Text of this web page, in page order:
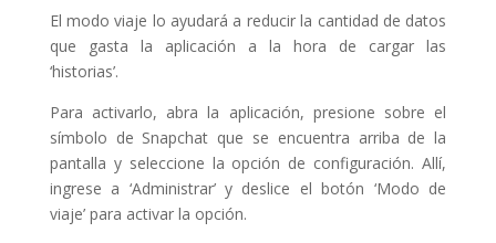
El modo viaje lo ayudará a reducir la cantidad de datos
que gasta la aplicación a la hora de cargar las
‘historias’.
Para activarlo, abra la aplicación, presione sobre el
símbolo de Snapchat que se encuentra arriba de la
pantalla y seleccione la opción de configuración. Allí,
ingrese a ‘Administrar’ y deslice el botón ‘Modo de
viaje’ para activar la opción.